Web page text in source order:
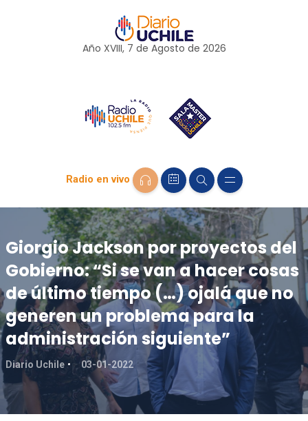
Año XVIII, 7 de Agosto de 2026
Radio en vivo
Giorgio Jackson por proyectos del
Gobierno: “Si se van a hacer cosas
de último tiempo (…) ojalá que no
generen un problema para la
administración siguiente”
Diario Uchile 03-01-2022